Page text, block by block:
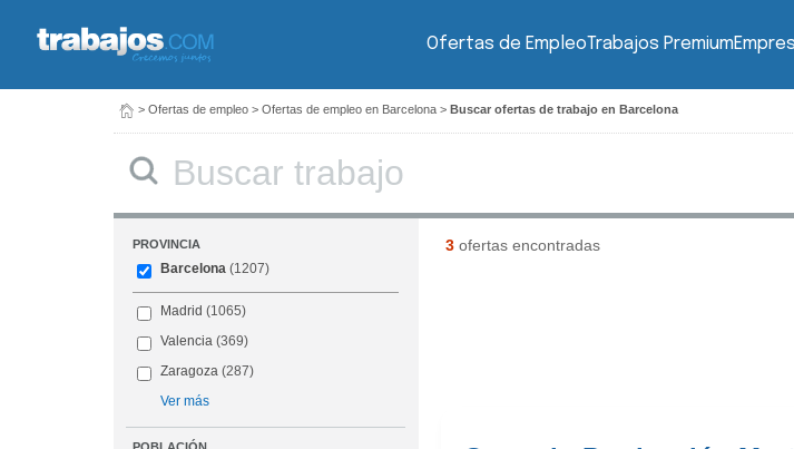
Ofertas de EmpleoTrabajos Premium
> Ofertas de empleo > Ofertas de empleo en Barcelona > Buscar ofertas de trabajo en Barcelona
PROVINCIA
Barcelona (1207)
Madrid (1065)
Valencia (369)
Zaragoza (287)
Ver más
3ofertas encontradas